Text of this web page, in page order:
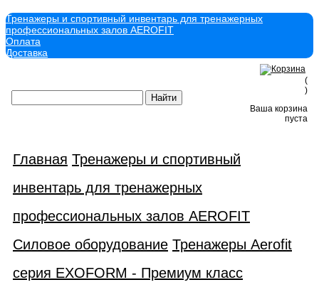
Тренажеры и спортивный инвентарь для тренажерных
профессиональных залов AEROFIT
Оплата
Доставка
(
)
Ваша корзина
пуста
Главная Тренажеры и спортивный
инвентарь для тренажерных
профессиональных залов AEROFIT
Силовое оборудование Тренажеры Aerofit
серия EXOFORM - Премиум класс